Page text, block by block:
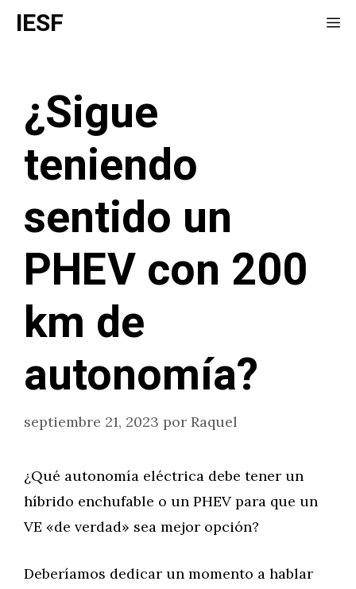
Saltar
IESF
¿Sigue
teniendo
sentido un
PHEV con 200
km de
autonomía?
septiembre 21, 2023 por Raquel
¿Qué autonomía eléctrica debe tener un
híbrido enchufable o un PHEV para que un
VE «de verdad» sea mejor opción?
Deberíamos dedicar un momento a hablar